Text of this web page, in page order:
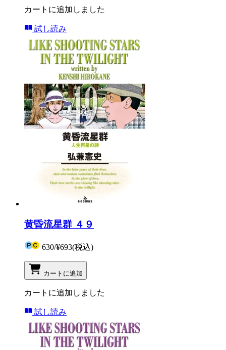
カートに追加しました
試し読み
黄昏流星群 ４９
630/¥693(税込)
カートに追加
カートに追加しました
試し読み